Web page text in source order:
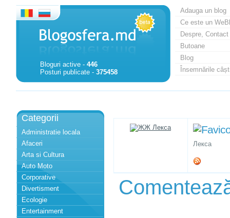
Bloguri active - 446
Posturi publicate - 375458
Adauga un blog
Ce este un
Despre, Contact
Butoane
Blog
Însemnările
Categorii
Administratie locala
Afaceri
Arta si Cultura
Auto Moto
Corporative
Divertisment
Ecologie
Entertainment
Лекса